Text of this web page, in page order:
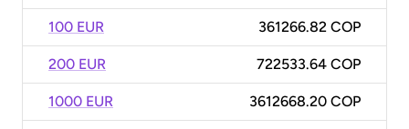
100 EUR 361266.82 COP
200 EUR 722533.64 COP
1000 EUR 3612668.20 COP